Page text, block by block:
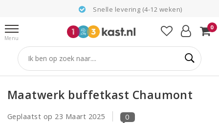
Snelle levering (4-12 weken)
Menu
0
Maatwerk buffetkast Chaumont
Geplaatst op 23 Maart 2025 0